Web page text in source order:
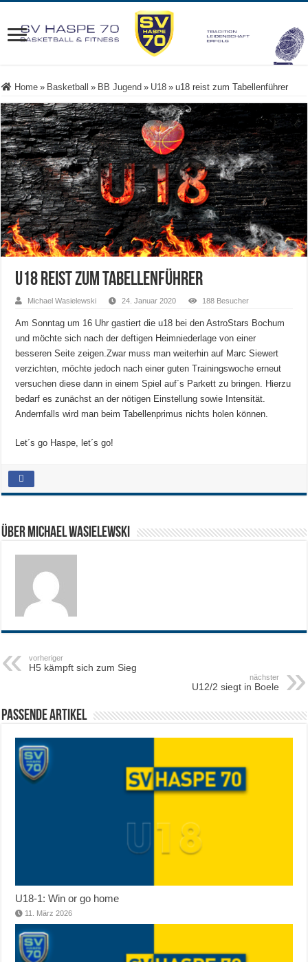
Home » Basketball » BB Jugend » U18 » u18 reist zum Tabellenführer
u18 reist zum Tabellenführer
Michael Wasielewski 24. Januar 2020 188 Besucher
Am Sonntag um 16 Uhr gastiert die u18 bei den AstroStars Bochum
und möchte sich nach der deftigen Heimniederlage von einer
besseren Seite zeigen.Zwar muss man weiterhin auf Marc Siewert
verzichten, möchte jedoch nach einer guten Trainingswoche erneut
versuchen diese dann in einem Spiel auf´s Parkett zu bringen. Hierzu
bedarf es zunächst an der nötigen Einstellung sowie Intensität.
Andernfalls wird man beim Tabellenprimus nichts holen können.
Let´s go Haspe, let´s go!
Über Michael Wasielewski
vorheriger
H5 kämpft sich zum Sieg
nächster
U12/2 siegt in Boele
Passende Artikel
U18-1: Win or go home
11. März 2026